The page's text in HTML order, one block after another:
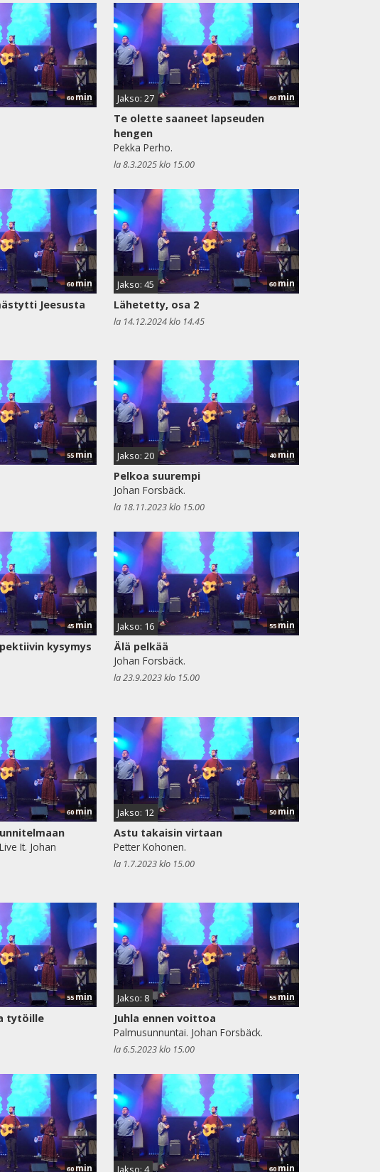
60min Jakso: 27 60min
Te olette saaneet lapseuden
hengen
Pekka Perho.
la 8.3.2025 klo 15.00
60min
Jeesusta
Jakso: 45 60min
Lähetetty, osa 2
la 14.12.2024 klo 14.45
55min Jakso: 20 40min
Pelkoa suurempi
Johan Forsbäck.
la 18.11.2023 klo 15.00
45min
kysymys
Jakso: 16 55min
Älä pelkää
Johan Forsbäck.
la 23.9.2023 klo 15.00
60min
It. Johan
Jakso: 12 50min
Astu takaisin virtaan
Petter Kohonen.
la 1.7.2023 klo 15.00
55min
tytöille
Jakso: 8 55min
Juhla ennen voittoa
Palmusunnuntai. Johan Forsbäck.
la 6.5.2023 klo 15.00
60min Jakso: 4 60min